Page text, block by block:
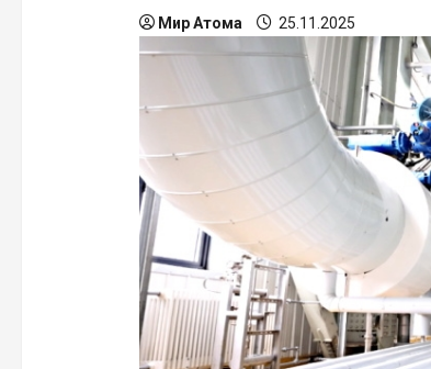
Мир Атома 25.11.2025